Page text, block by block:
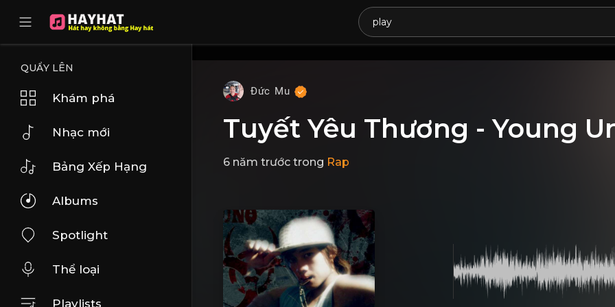
QUẨY LÊN
Khám phá
Nhạc mới
Bảng Xếp Hạng
Albums
Spotlight
Thể loại
Playlists
Đức Mu
Tuyết Yêu Thương - Young
6 năm trước trong Rap